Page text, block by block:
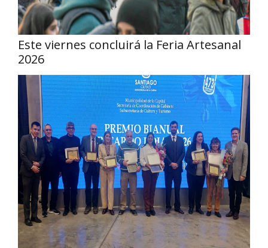
Este viernes concluirá la Feria Artesanal
2026